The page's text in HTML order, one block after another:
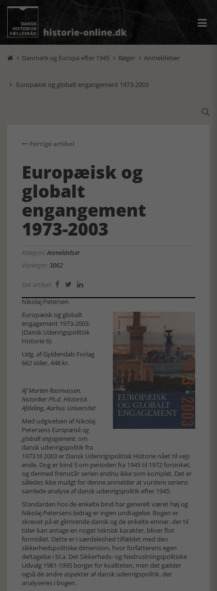
 Danmark og Europa efter 1945  Bøger  Anmeldelser
 Europæisk og globalt engangement 1973-2003

Forrige artikel
Europæisk og
globalt
engangement
1973-2003
Kategori:Anmeldelser
Visninger:3062
Del artikel:   
Nikolaj Petersen
Europæisk og globalt
engagement 1973-2003.
(Dansk Udenrigspolitisk
Historie 6)
Udg. afGyldendals Forlag
662 sider, 448 kr.
Af Morten Rasmussen,
historiker Ph.d. Historisk
Afdeling, Aarhus Universitet
Med udgivelsen af Nikolaj
PetersensEuropæisk og
globalt engagement, om
dansk udenrigspolitik fra
1973 til 2003 er Dansk Udenrigspolitisk Historie nået til vejs
ende. Dog er bind 5 om perioden fra 1945 til 1972 forsinket,
og dermed fremstår serien endnu ikke som komplet. Det er
således ikke muligt for denne anmelder at vurdere seriens
samlede analyse af dansk udenrigspolitik efter 1945.
Standarden hos de enkelte bind har generelt været høj og
Nikolaj Petersens bidrag er ingen undtagelse. Bogen er
skrevet på et glimrende dansk og de enkelte emner, der til
tider kan antage en noget teknisk karakter, bliver flot
formidlet. Dette er i særdeleshed tilfældet med den
sikkerhedspolitiske dimension, hvor forfatterens egen
deltagelse i bl.a. Det Sikkerheds- og Nedrustningspolitiske
Udvalg 1981-1995 borger for kvaliteten, men det gælder
også de andre aspekter af dansk udenrigspolitik, der
analyseres i bogen.